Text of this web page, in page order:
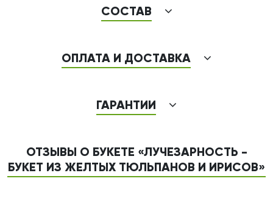
СОСТАВ
ОПЛАТА И ДОСТАВКА
ГАРАНТИИ
ОТЗЫВЫ О БУКЕТЕ «ЛУЧЕЗАРНОСТЬ -
БУКЕТ ИЗ ЖЕЛТЫХ ТЮЛЬПАНОВ И ИРИСОВ»